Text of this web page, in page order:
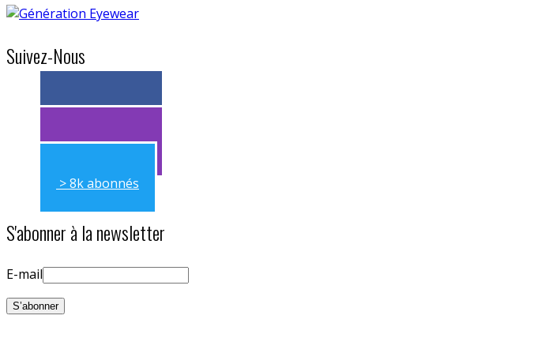
Suivez-Nous
> 11k abonnés
> 11k abonnés
> 8k abonnés
S'abonner à la newsletter
E-mail